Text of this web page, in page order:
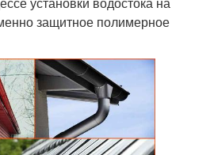
защитное полимерное